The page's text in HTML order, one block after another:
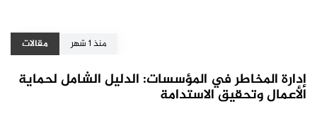
منذ 1 شهر مقالات
إدارة المخاطر في المؤسسات: الدليل الشامل لحماية
الأعمال وتحقيق الاستدامة